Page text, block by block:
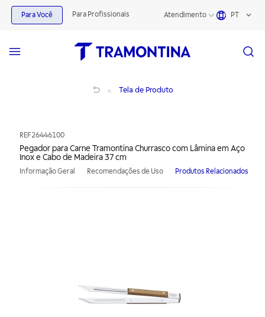
Para Você Para Profissionais Atendimento PT
Tela de Produto
REF26446100
Pegador para Carne Tramontina Churrasco com Lâmina em Aço
Inox e Cabo de Madeira 37 cm
Informação Geral Recomendações de Uso Produtos Relacionados